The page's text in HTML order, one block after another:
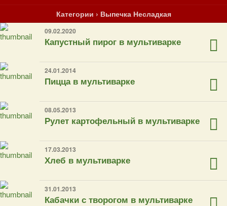
Категории › Выпечка Несладкая
09.02.2020
Капустный пирог в мультиварке
24.01.2014
Пицца в мультиварке
08.05.2013
Рулет картофельный в мультиварке
17.03.2013
Хлеб в мультиварке
31.01.2013
Кабачки с творогом в мультиварке